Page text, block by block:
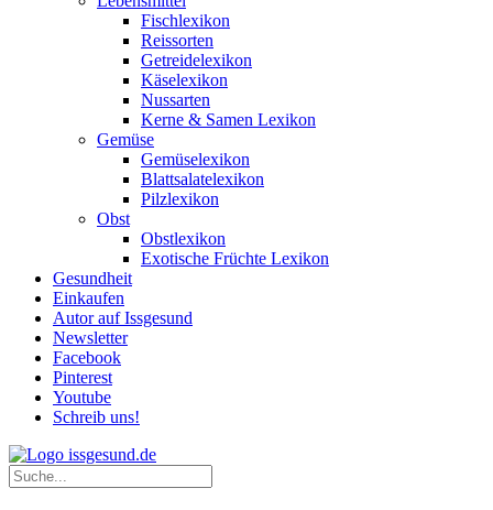
Fischlexikon
Reissorten
Getreidelexikon
Käselexikon
Nussarten
Kerne & Samen Lexikon
Gemüse
Gemüselexikon
Blattsalatelexikon
Pilzlexikon
Obst
Obstlexikon
Exotische Früchte Lexikon
Gesundheit
Einkaufen
Autor auf Issgesund
Newsletter
Facebook
Pinterest
Youtube
Schreib uns!